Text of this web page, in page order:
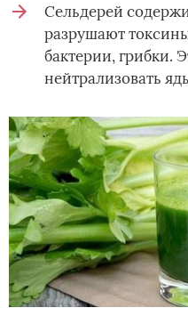
Сельдерей
разрушают
бактерии, грибки.
нейтрализовать